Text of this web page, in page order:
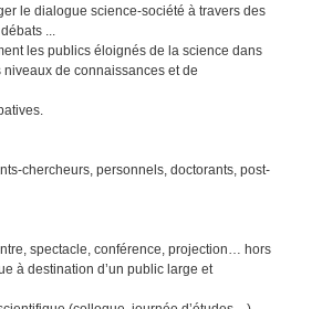
le dialogue science-société à travers des
...
les publics éloignés de la science dans
niveaux de connaissances et de
chercheurs, personnels, doctorants, post-
spectacle, conférence, projection… hors
à destination d’un public large et